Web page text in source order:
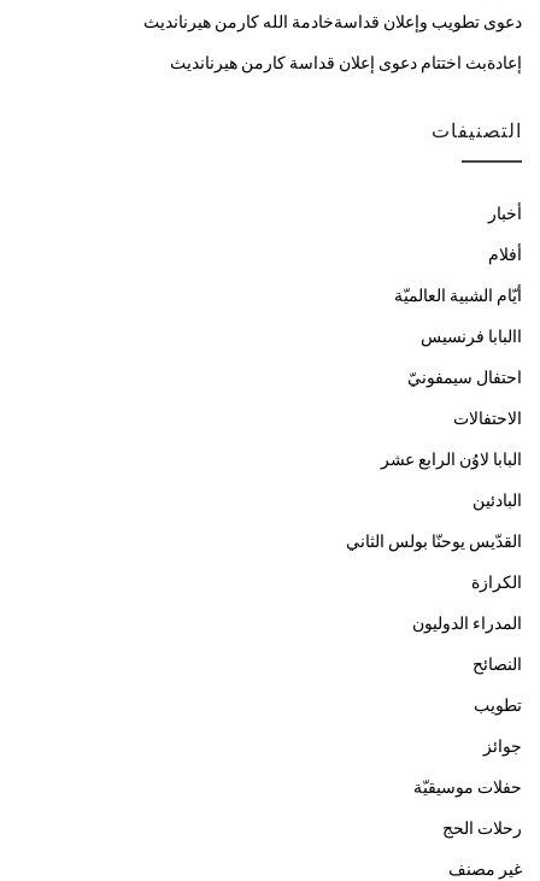
دعوى تطويب وإعلان قداسةخادمة الله كارمن هيرنانديث
إعادةبث اختتام دعوى إعلان قداسة كارمن هيرنانديث
التصنيفات
أخبار
أفلام
أيّام الشبية العالميّة
االبابا فرنسيس
احتفال سيمفونيّ
الاحتفالات
البابا لاوُن الرابع عشر
البادئين
القدّيس يوحنّا بولس الثاني
الكرازة
المدراء الدوليون
النصائح
تطويب
جوائز
حفلات موسيقيّة
رحلات الحج
غير مصنف